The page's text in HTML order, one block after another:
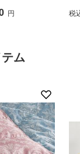
円 税
ム